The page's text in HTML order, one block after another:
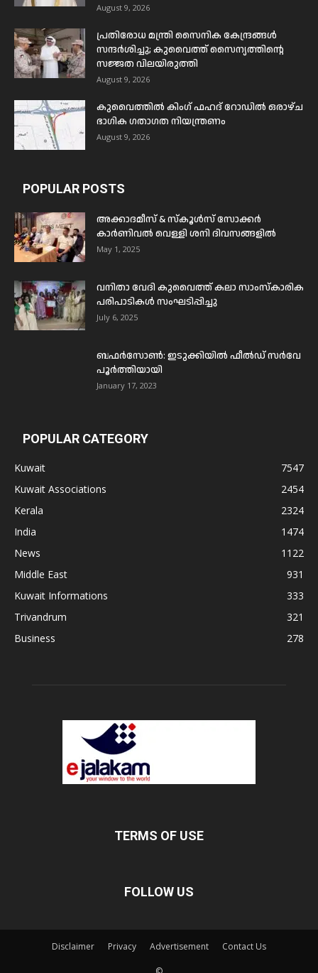
August 9, 2026
പ്രതിരോധ മന്ത്രി സൈനിക കേന്ദ്രങ്ങൾ
സന്ദർശിച്ചു; കുവൈത്ത് സൈന്യത്തിന്റെ
സജ്ജത വിലയിരുത്തി
August 9, 2026
കുവൈത്തിൽ കിംഗ് ഫഹദ് റോഡിൽ ഒരാഴ്ച
ഭാഗിക ഗതാഗത നിയന്ത്രണം
August 9, 2026
POPULAR POSTS
അക്കാദമീസ് & സ്കൂൾസ് സോക്കർ
കാർണിവൽ വെള്ളി ശനി ദിവസങ്ങളിൽ
May 1, 2025
വനിതാ വേദി കുവൈത്ത് കലാ സാംസ്കാരിക
പരിപാടികൾ സംഘടിപ്പിച്ചു
July 6, 2025
ബഫര്‍സോണ്‍: ഇടുക്കിയില്‍ ഫീല്‍ഡ് സര്‍വേ
പൂര്‍ത്തിയായി
January 17, 2023
POPULAR CATEGORY
Kuwait
7547
Kuwait Associations
2454
Kerala
2324
India
1474
News
1122
Middle East
931
Kuwait Informations
333
Trivandrum
321
Business
278
TERMS OF USE
FOLLOW US
Disclaimer Privacy Advertisement Contact Us